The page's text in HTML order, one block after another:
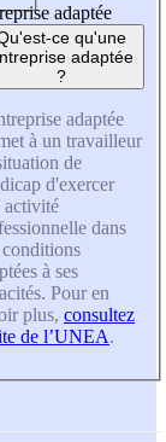
adaptée
ce qu'une
adaptée
?
adaptée
à un travailleur
de
d'exercer
activité
dans
conditions
à ses
Pour en
plus, consultez
de l’UNEA.